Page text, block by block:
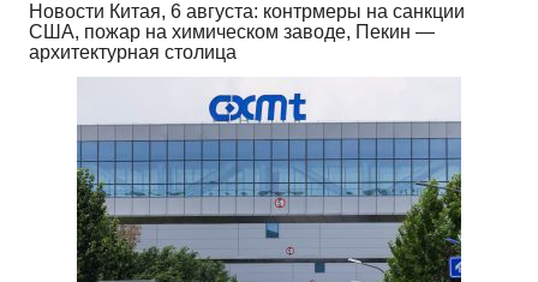
Новости Китая, 6 августа: контрмеры на санкции
США, пожар на химическом заводе, Пекин —
архитектурная столица